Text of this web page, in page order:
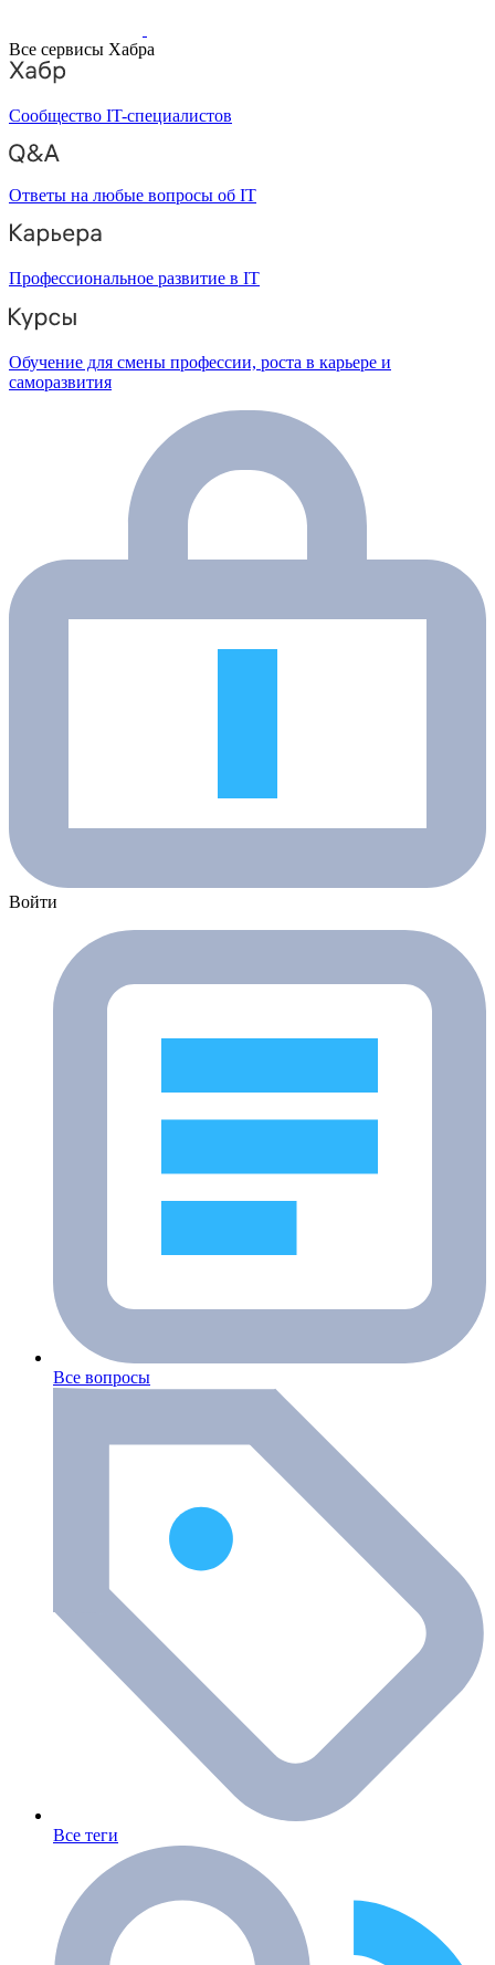
Все сервисы Хабра
Сообщество IT-специалистов
Ответы на любые вопросы об IT
Профессиональное развитие в IT
Обучение для смены профессии, роста в карьере и
саморазвития
Войти
Все вопросы
Все теги